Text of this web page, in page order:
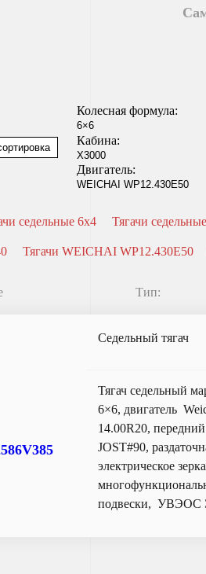
Колесная формула:
Кабина:
Двигатель:
седельные 6x4 Тягачи
Тягачи WEICHAI WP12.430E50
Тип:
Седельный тягач
Тягач седельный
6×6, двигатель
14.00R20,
JOST#90,
электрическое
подвески, УВЭОС